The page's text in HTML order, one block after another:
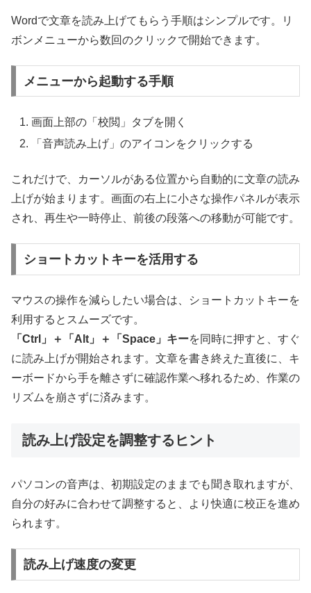
Wordで文章を読み上げてもらう手順はシンプルです。リ
ボンメニューから数回のクリックで開始できます。
メニューから起動する手順
画面上部の「校閲」タブを開く
「音声読み上げ」のアイコンをクリックする
これだけで、カーソルがある位置から自動的に文章の読み
上げが始まります。画面の右上に小さな操作パネルが表示
され、再生や一時停止、前後の段落への移動が可能です。
ショートカットキーを活用する
マウスの操作を減らしたい場合は、ショートカットキーを
利用するとスムーズです。
「Ctrl」＋「Alt」＋「Space」キーを同時に押すと、すぐ
に読み上げが開始されます。文章を書き終えた直後に、キ
ーボードから手を離さずに確認作業へ移れるため、作業の
リズムを崩さずに済みます。
読み上げ設定を調整するヒント
パソコンの音声は、初期設定のままでも聞き取れますが、
自分の好みに合わせて調整すると、より快適に校正を進め
られます。
読み上げ速度の変更